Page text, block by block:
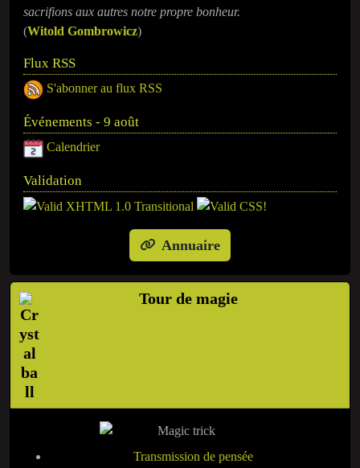
sacrifions aux autres notre propre bonheur.
(Witold Gombrowicz)
Flux RSS
S'abonner au flux RSS
Événements - 9 août
Calendrier
Validation
Annuaire
Tour de magie
Transmission de pensée